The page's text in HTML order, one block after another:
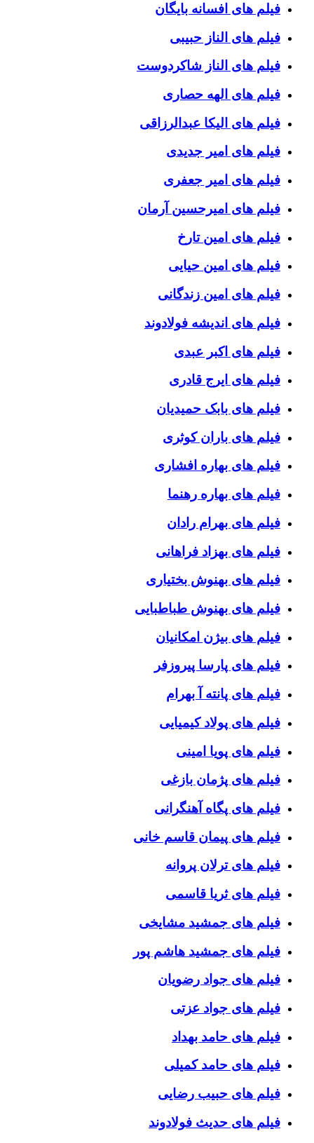
فیلم های افسانه بایگان
فیلم های الناز حبیبی
فیلم های الناز شاکردوست
فیلم های الهه حصاری
فیلم های الیکا عبدالرزاقی
فیلم های امیر جدیدی
فیلم های امیر جعفری
فیلم های امیرحسین آرمان
فیلم های امین تارخ
فیلم های امین حیایی
فیلم های امین زندگانی
فیلم های اندیشه فولادوند
فیلم های اکبر عبدی
فیلم های ایرج قادری
فیلم های بابک حمیدیان
فیلم های باران کوثری
فیلم های بهاره افشاری
فیلم های بهاره رهنما
فیلم های بهرام رادان
فیلم های بهزاد فراهانی
فیلم های بهنوش بختیاری
فیلم های بهنوش طباطبایی
فیلم های بیژن امکانیان
فیلم های پارسا پیروزفر
فیلم های پانته آ بهرام
فیلم های پولاد کیمیایی
فیلم های پویا امینی
فیلم های پژمان بازغی
فیلم های پگاه آهنگرانی
فیلم های پیمان قاسم خانی
فیلم های ترلان پروانه
فیلم های ثریا قاسمی
فیلم های جمشید مشایخی
فیلم های جمشید هاشم پور
فیلم های جواد رضویان
فیلم های جواد عزتی
فیلم های حامد بهداد
فیلم های حامد کمیلی
فیلم های حبیب رضایی
فیلم های حدیث فولادوند